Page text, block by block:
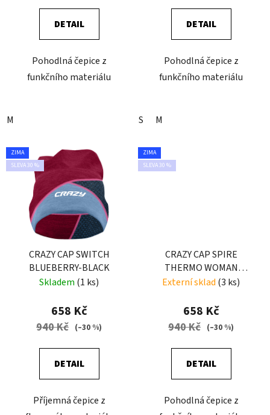
DETAIL
Pohodlná čepice z
funkčního materiálu
M
DETAIL
Pohodlná čepice z
funkčního materiálu
S M
ZIMA
SLEVA 30 %
CRAZY CAP SWITCH
BLUEBERRY-BLACK
Skladem (1 ks)
658 Kč
940 Kč (–30 %)
DETAIL
Příjemná čepice z
ZIMA
SLEVA 30 %
CRAZY CAP SPIRE
THERMO WOMAN
WOMAN BLACK
Externí sklad (3 ks)
658 Kč
940 Kč (–30 %)
DETAIL
Pohodlná čepice z